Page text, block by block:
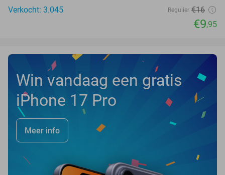
Verkocht: 3.045
Regulier €16
€9,95
Win vandaag een gratis
iPhone 17 Pro
Meer info